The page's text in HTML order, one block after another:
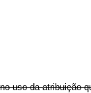
no uso da atribuição